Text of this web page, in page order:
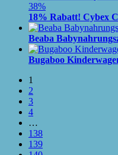
38%
18% Rabatt! Cybex
Beaba
Bugaboo
1
2
3
4
…
138
139